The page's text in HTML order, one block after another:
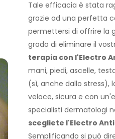
Tale efficacia è stata
grazie ad una perfetta
permettersi di offrire la
grado di eliminare il
terapia con l'Electro
mani, piedi, ascelle,
(sì, anche dallo stress),
veloce, sicura e con
specialisti dermatologi
scegliete l'Electro
Semplificando si può